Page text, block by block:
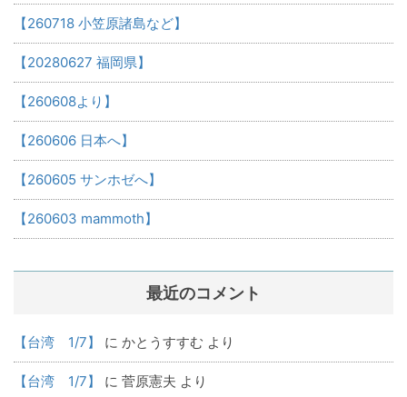
【260718 小笠原諸島など】
【20280627 福岡県】
【260608より】
【260606 日本へ】
【260605 サンホゼへ】
【260603 mammoth】
最近のコメント
【台湾 1/7】 に かとうすすむ より
【台湾 1/7】 に 菅原憲夫 より